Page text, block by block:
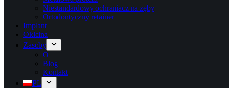
Niestandardowy ochraniacz na zęby
Ortodontyczny retainer
Implant
Okleina
Zasoby
O
Blog
Kontakt
PL